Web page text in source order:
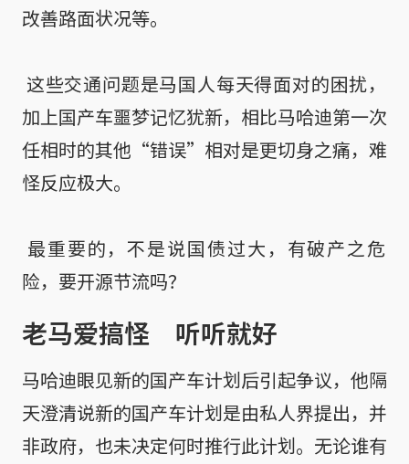
改善路面状况等。
加上国产车噩梦记忆犹新，相比马哈迪第一次
任相时的其他“错误”相对是更切身之痛，难
怪反应极大。
险，要开源节流吗？
老马爱搞怪 听听就好
马哈迪眼见新的国产车计划后引起争议，他隔
天澄清说新的国产车计划是由私人界提出，并
非政府，也未决定何时推行此计划。无论谁有